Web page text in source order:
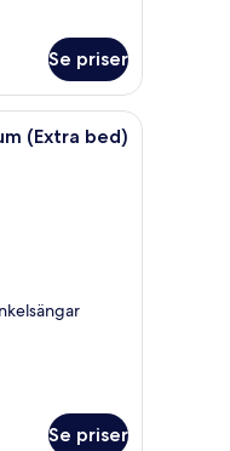
Se priser
med utsikt.
med två sängar, en stol, ett
(Extra bed)
Se priser